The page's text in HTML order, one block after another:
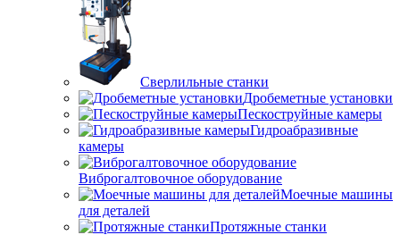
Сверлильные станки
Дробеметные установки
Пескоструйные камеры
Гидроабразивные
камеры
Виброгалтовочное оборудование
Моечные машины
для деталей
Протяжные станки